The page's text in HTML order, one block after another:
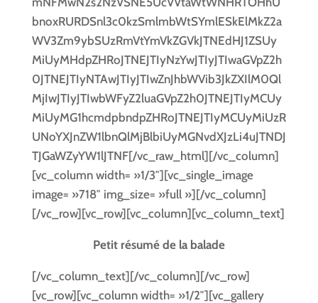
bnoxRURDSnl3c0kzSmlmbWtSYmlESkElMkZ2a
WV3Zm9ybSUzRmVtYmVkZGVkJTNEdHJ1ZSUy
MiUyMHdpZHRoJTNEJTIyNzYwJTIyJTIwaGVpZ2h
0JTNEJTIyNTAwJTIyJTIwZnJhbWVib3JkZXIlM0Ql
MjIwJTIyJTIwbWFyZ2luaGVpZ2h0JTNEJTIyMCUy
MiUyMG1hcmdpbndpZHRoJTNEJTIyMCUyMiUzR
UNoYXJnZW1lbnQlMjBlbiUyMGNvdXJzLi4uJTNDJ
TJGaWZyYW1lJTNF[/vc_raw_html][/vc_column]
[vc_column width= »1/3″][vc_single_image
image= »718″ img_size= »full »][/vc_column]
[/vc_row][vc_row][vc_column][vc_column_text]
Petit résumé de la balade
[/vc_column_text][/vc_column][/vc_row]
[vc_row][vc_column width= »1/2″][vc_gallery